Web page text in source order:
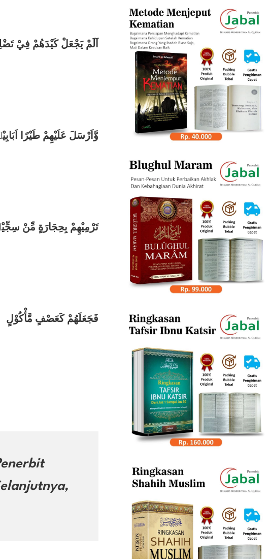
اَلَمْ يَجْعَلْ كَيْدَهُمْ فِيْ
وَّاَرْسَلَ عَلَيْهِمْ طَيْرًا
تَرْمِيْهِمْ بِحِجَارَةٍ مِّنْ
فَجَعَلَهُمْ كَعَصْفٍ مَّأْكُوْلٍ